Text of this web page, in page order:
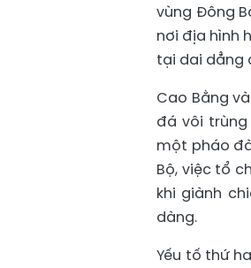
vùng Đông
nơi địa hình
tại dai dẳng
Cao Bằng
đá vôi
một pháo
Bộ, việc tổ
khi giành
dàng.
Yếu tố thứ